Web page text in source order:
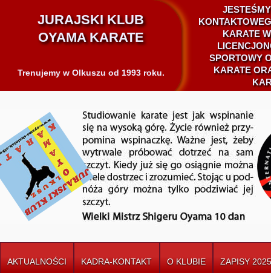
JURAJSKI KLUB
OYAMA KARATE
Trenujemy w Olkuszu od 1993 roku.
KARATE
SPORTOWY
KARATE
AKTUALNOŚCI KADRA-KONTAKT O KLUBIE ZAPISY